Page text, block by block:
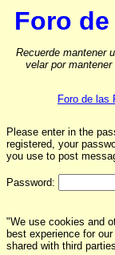
Foro
Recuerde mantener
velar por
Foro de las
Please enter in the
registered, your
you use to post
Password:
"We use cookies and
best experience for
shared with third